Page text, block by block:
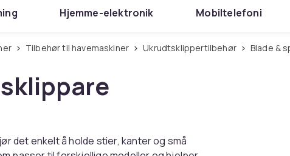
Hjemme-elektronik Mobiltelefoni
Tilbehør til havemaskiner Ukrudtsklippertilbehør Blade &
det enkelt å holde stier, kanter og små